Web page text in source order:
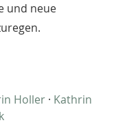
und neue
Holler · Kathrin